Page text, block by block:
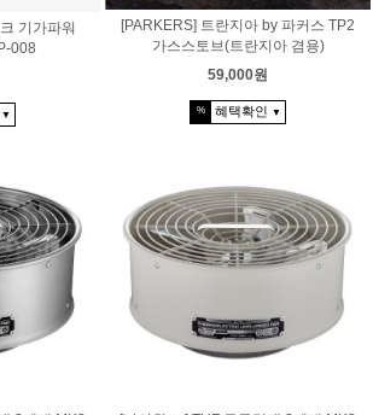
기가파워
008
▼
[PARKERS] 트란지아 by 파커스 TP2
가스스토브(트란지아 겸용)
59,000원
% 혜택확인 ▼